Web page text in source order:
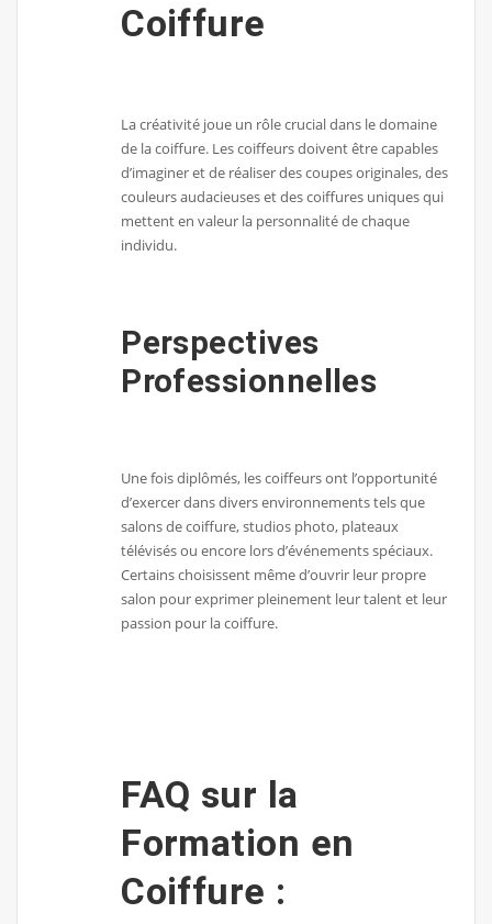
Coiffure
La créativité joue un rôle crucial dans le domaine
de la coiffure. Les coiffeurs doivent être capables
d’imaginer et de réaliser des coupes originales, des
couleurs audacieuses et des coiffures uniques qui
mettent en valeur la personnalité de chaque
individu.
Perspectives
Professionnelles
Une fois diplômés, les coiffeurs ont l’opportunité
d’exercer dans divers environnements tels que
salons de coiffure, studios photo, plateaux
télévisés ou encore lors d’événements spéciaux.
Certains choisissent même d’ouvrir leur propre
salon pour exprimer pleinement leur talent et leur
passion pour la coiffure.
FAQ sur la
Formation en
Coiffure :